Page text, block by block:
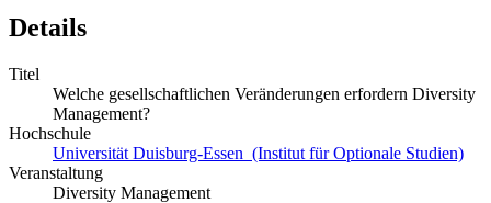
Details
Titel
Welche gesellschaftlichen Veränderungen erfordern Diversity
Management?
Hochschule
Universität Duisburg-Essen (Institut für Optionale Studien)
Veranstaltung
Diversity Management